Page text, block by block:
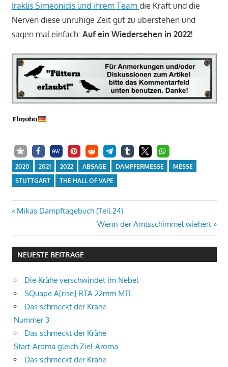
Iraklis Simeonidis und ihrem Team die Kraft und die
Nerven diese unruhige Zeit gut zu überstehen und
sagen mal einfach: Auf ein Wiedersehen in 2022!
2020 2021 2022 ABSAGE DAMPFERMESSE
MESSE
STUTTGART
THE HALL OF VAPE
Beitrags-
Navigation
Vorheriger
Mikas Dampftagebuch (Teil 24)
Nächster
Beitrag:
Wenn der Amtsschimmel wiehert
NEUESTE BEITRÄGE
Die Krähe verschwindet im Nebel
SQuape A[rise] RTA 22mm MTL
Das schmeckt der Krähe
Nummer 3
Das schmeckt der Krähe
Start-Aroma gleich Ziel-Aroma
Das schmeckt der Krähe